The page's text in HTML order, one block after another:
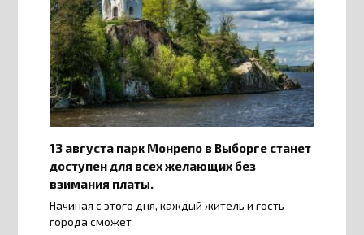
13 августа парк Монрепо в Выборге станет
доступен для всех желающих без
взимания платы.
Начиная с этого дня, каждый житель и гость
города сможет